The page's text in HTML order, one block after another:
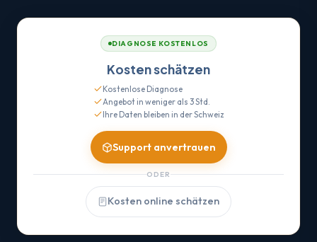
DIAGNOSE KOSTENLOS
Kosten schätzen
Kostenlose Diagnose
Angebot in weniger als 3 Std.
Ihre Daten bleiben in der Schweiz
Support anvertrauen
ODER
Kosten online schätzen